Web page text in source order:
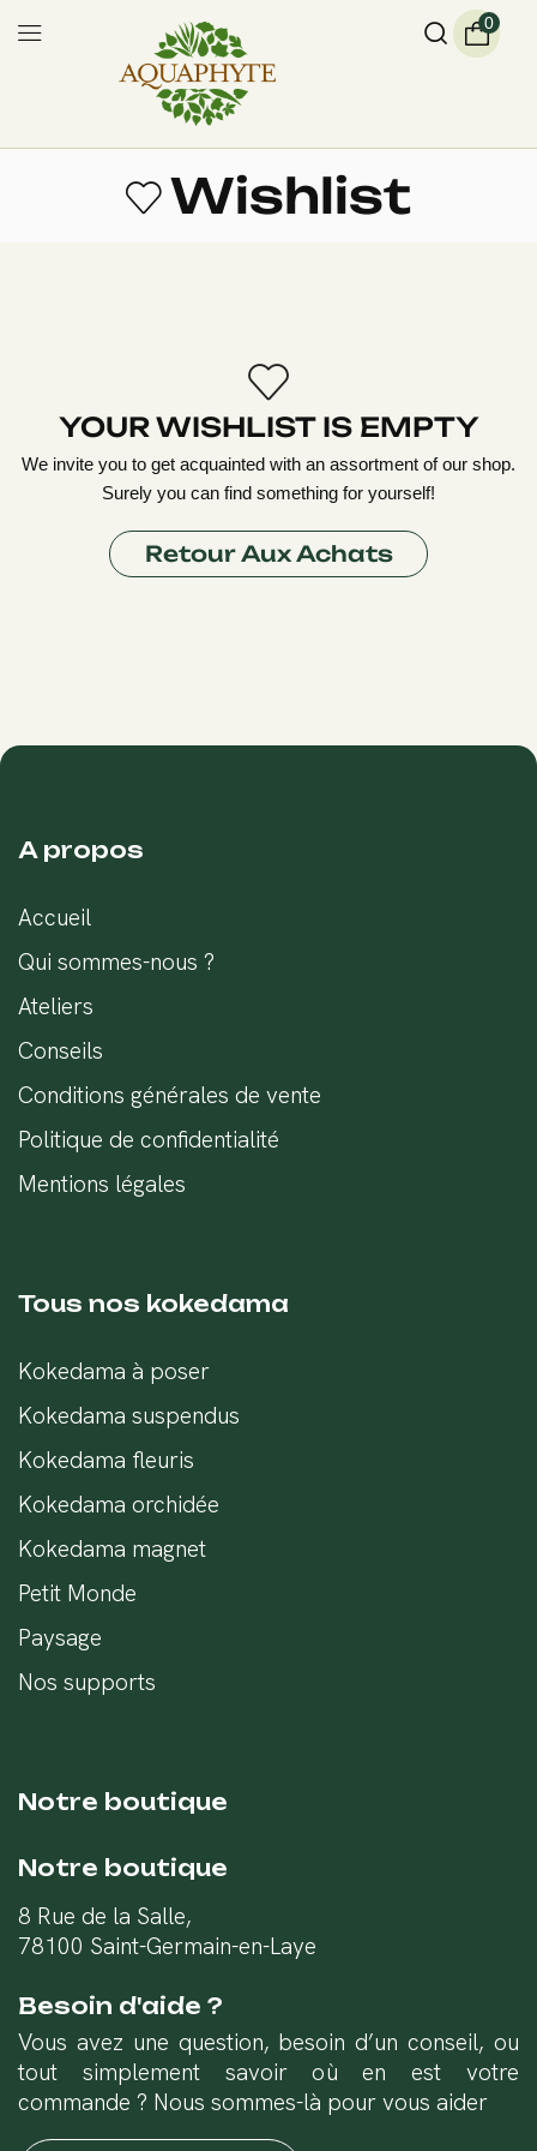
0
Wishlist
YOUR WISHLIST IS EMPTY
We invite you to get acquainted with an assortment of our shop.
Surely you can find something for yourself!
Retour Aux Achats
A propos
Accueil
Qui sommes-nous ?
Ateliers
Conseils
Conditions générales de vente
Politique de confidentialité
Mentions légales
Tous nos kokedama
Kokedama à poser
Kokedama suspendus
Kokedama fleuris
Kokedama orchidée
Kokedama magnet
Petit Monde
Paysage
Nos supports
Notre boutique
Notre boutique
8 Rue de la Salle,
78100 Saint-Germain-en-Laye
Besoin d'aide ?
Vous avez une question, besoin d’un conseil, ou
tout simplement savoir où en est votre
commande ? Nous sommes-là pour vous aider